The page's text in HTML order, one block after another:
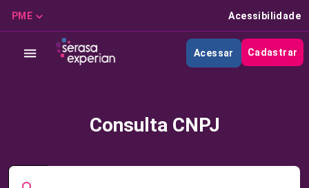
PME Acessibilidade
Acessar Cadastrar
Consulta CNPJ